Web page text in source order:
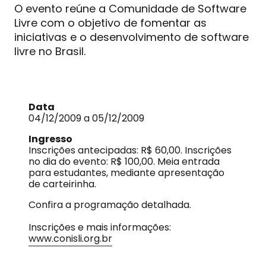
O evento reúne a Comunidade de Software
Livre com o objetivo de fomentar as
iniciativas e o desenvolvimento de software
livre no Brasil.
Data
04/12/2009 a 05/12/2009
Ingresso
Inscrições antecipadas: R$ 60,00. Inscrições
no dia do evento: R$ 100,00. Meia entrada
para estudantes, mediante apresentação
de carteirinha.
Confira a programação detalhada.
Inscrições e mais informações:
www.conisli.org.br